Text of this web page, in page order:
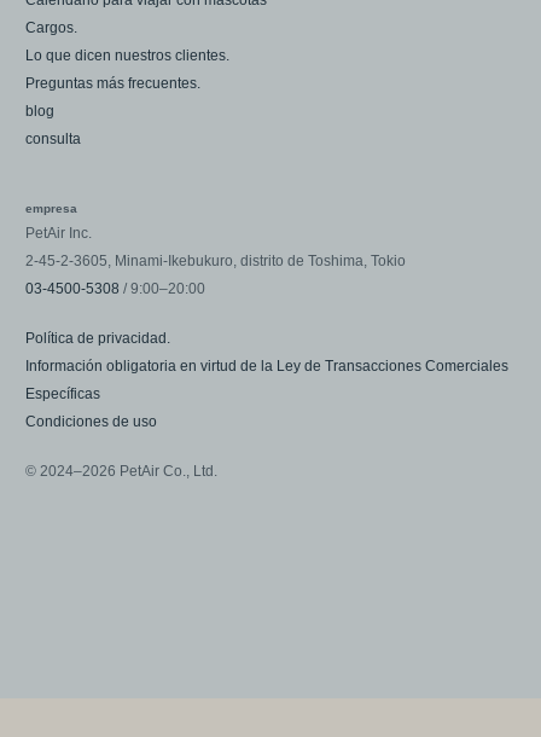
Cargos.
Lo que dicen nuestros clientes.
Preguntas más frecuentes.
blog
consulta
empresa
PetAir Inc.
2-45-2-3605, Minami-Ikebukuro, distrito de Toshima, Tokio
03-4500-5308 / 9:00–20:00
Política de privacidad.
Información obligatoria en virtud de la Ley de Transacciones Comerciales
Específicas
Condiciones de uso
© 2024–2026 PetAir Co., Ltd.